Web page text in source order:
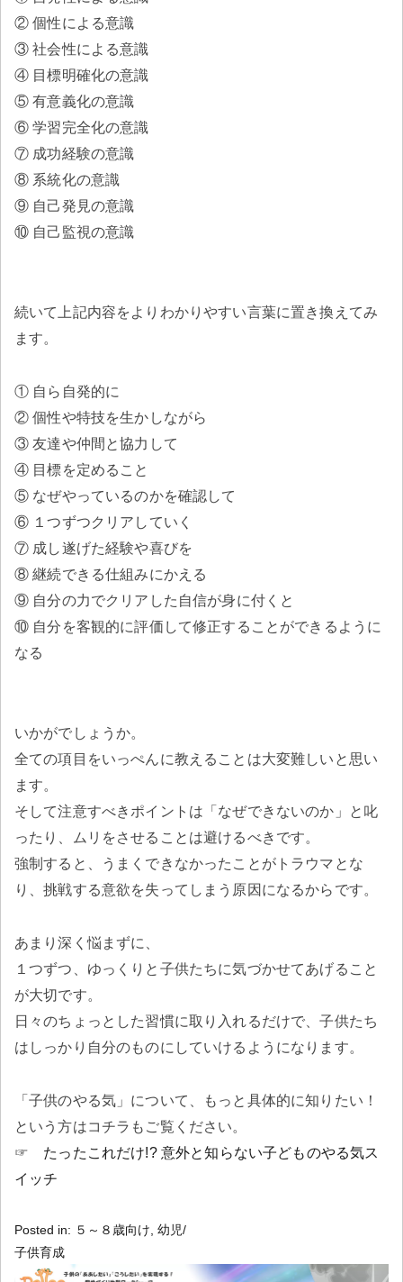
② 個性による意識
③ 社会性による意識
④ 目標明確化の意識
⑤ 有意義化の意識
⑥ 学習完全化の意識
⑦ 成功経験の意識
⑧ 系統化の意識
⑨ 自己発見の意識
⑩ 自己監視の意識
続いて上記内容をよりわかりやすい言葉に置き換えてみ
ます。
① 自ら自発的に
② 個性や特技を生かしながら
③ 友達や仲間と協力して
④ 目標を定めること
⑤ なぜやっているのかを確認して
⑥ １つずつクリアしていく
⑦ 成し遂げた経験や喜びを
⑧ 継続できる仕組みにかえる
⑨ 自分の力でクリアした自信が身に付くと
⑩ 自分を客観的に評価して修正することができるように
なる
いかがでしょうか。
全ての項目をいっぺんに教えることは大変難しいと思い
ます。
そして注意すべきポイントは「なぜできないのか」と叱
ったり、ムリをさせることは避けるべきです。
強制すると、うまくできなかったことがトラウマとな
り、挑戦する意欲を失ってしまう原因になるからです。
あまり深く悩まずに、
１つずつ、ゆっくりと子供たちに気づかせてあげること
が大切です。
日々のちょっとした習慣に取り入れるだけで、子供たち
はしっかり自分のものにしていけるようになります。
「子供のやる気」について、もっと具体的に知りたい！
という方はコチラもご覧ください。
☞ たったこれだけ!? 意外と知らない子どものやる気ス
イッチ
Posted in: ５～８歳向け 幼児/
子供育成